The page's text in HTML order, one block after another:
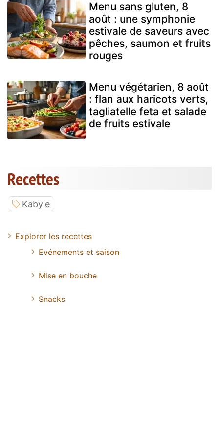
Menu sans gluten, 8
août : une symphonie
estivale de saveurs avec
pêches, saumon et fruits
rouges
Menu végétarien, 8 août
: flan aux haricots verts,
tagliatelle feta et salade
de fruits estivale
Recettes
Kabyle
Explorer les recettes
Evénements et saison
Mise en bouche
Snacks